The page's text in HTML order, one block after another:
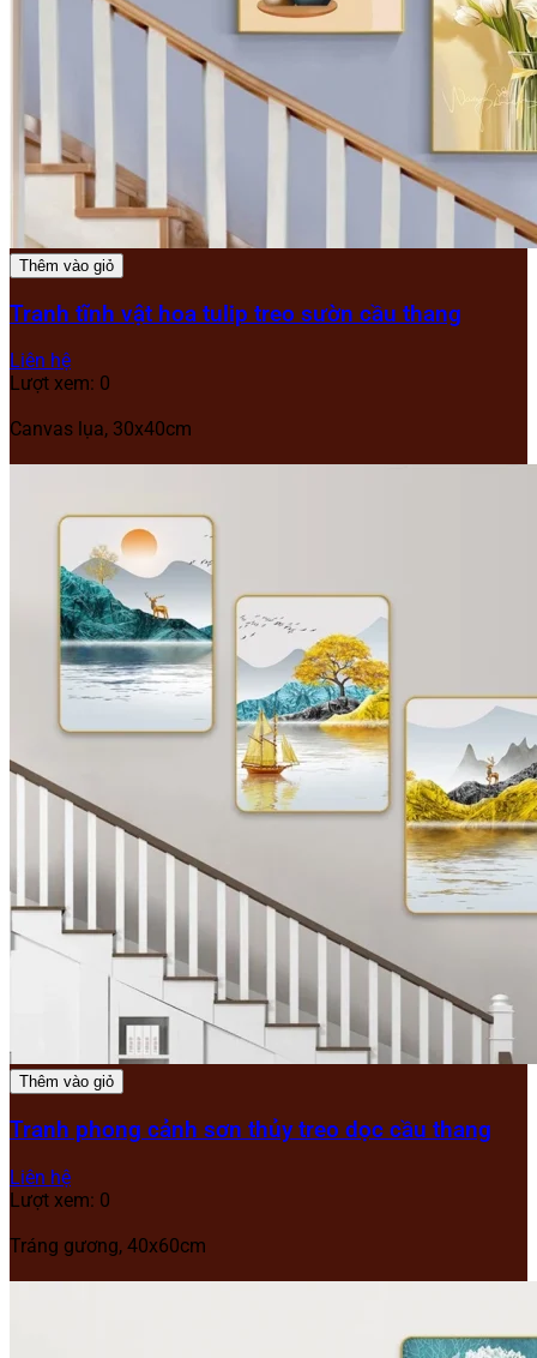
Thêm vào giỏ
Tranh tĩnh vật hoa tulip treo sườn cầu thang
Liên hệ
Lượt xem: 0
Canvas lụa, 30x40cm
Thêm vào giỏ
Tranh phong cảnh sơn thủy treo dọc cầu thang
Liên hệ
Lượt xem: 0
Tráng gương, 40x60cm